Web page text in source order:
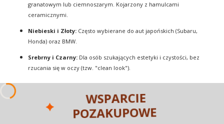
granatowym lub ciemnoszarym. Kojarzony z hamulcami
ceramicznymi.
Niebieski i Złoty: Często wybierane do aut japońskich (Subaru,
Honda) oraz BMW.
Srebrny i Czarny: Dla osób szukających estetyki i czystości, bez
rzucania się w oczy (tzw. "clean look").
WSPARCIE
POZAKUPOWE